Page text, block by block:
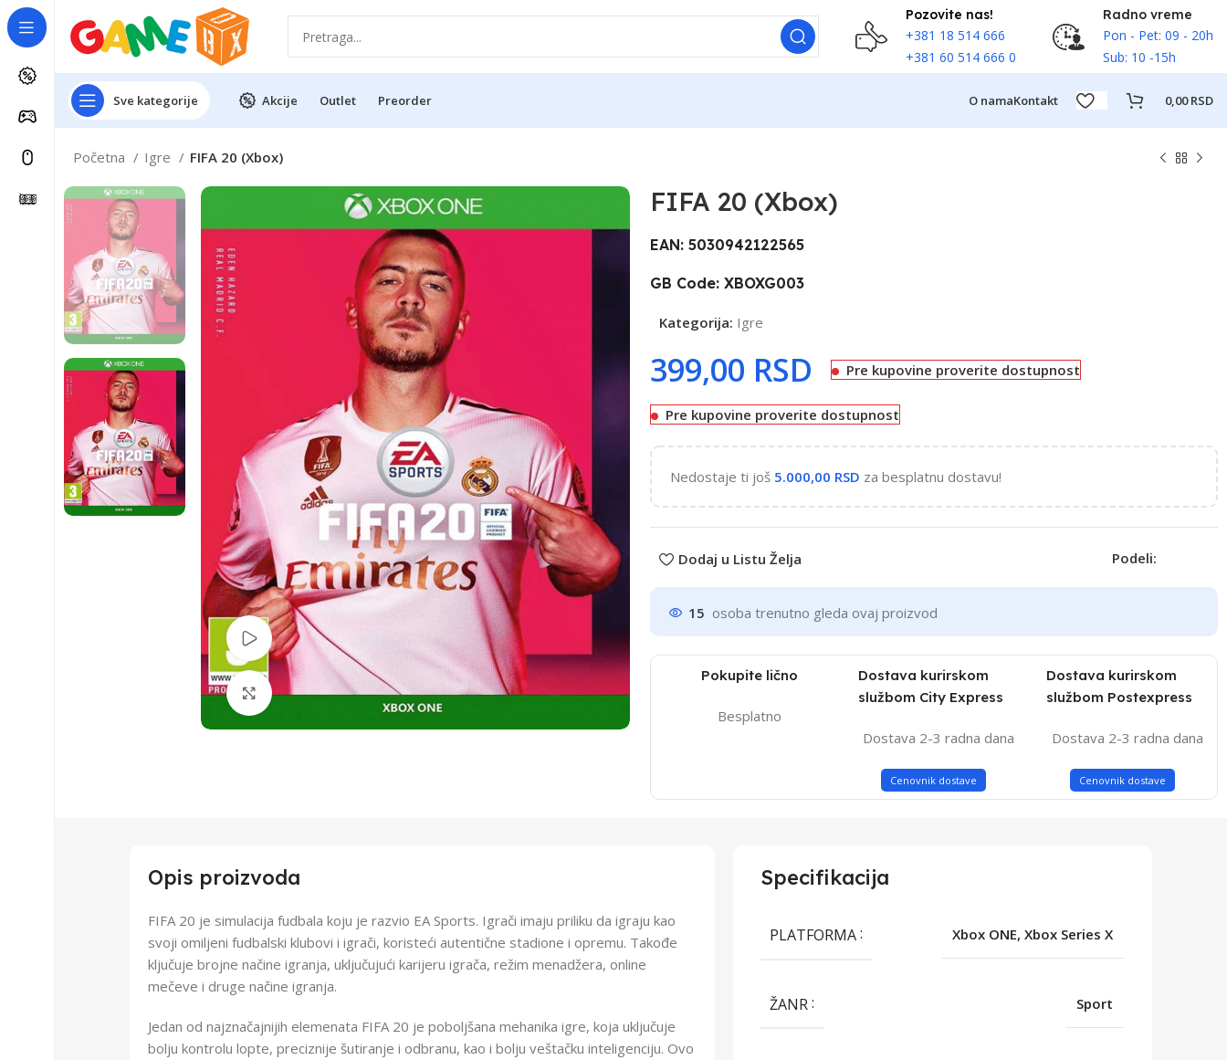
Pozovite nas!
+381 18 514 666
+381 60 514 666 0
Radno vreme
Pon - Pet: 09 - 20h
Sub: 10 -15h
Sve kategorije Akcije Outlet Preorder O namaKontakt 0,00RSD
Početna Igre FIFA 20 (Xbox)
Pogledaj Video
Uvećaj sliku
FIFA 20 (Xbox)
EAN: 5030942122565
GB Code: XBOXG003
Kategorija: Igre
RSD Pre kupovine proverite dostupnost
Pre kupovine proverite dostupnost
Nedostaje ti još 5.000,00 RSD za besplatnu dostavu!
Dodaj u Listu Želja Podeli:
15 osoba trenutno gleda ovaj proizvod
Pokupite lično
Besplatno
Dostava kurirskom
službom City Express
Dostava 2-3 radna dana
Cenovnik dostave
Dostava kurirskom
službom Postexpress
Dostava 2-3 radna dana
Cenovnik dostave
Opis proizvoda
FIFA 20 je simulacija fudbala koju je razvio EA Sports. Igrači imaju priliku da igraju kao
svoji omiljeni fudbalski klubovi i igrači, koristeći autentične stadione i opremu. Takođe
ključuje brojne načine igranja, uključujući karijeru igrača, režim menadžera, online
mečeve i druge načine igranja.
Jedan od najznačajnijih elemenata FIFA 20 je poboljšana mehanika igre, koja uključuje
bolju kontrolu lopte, preciznije šutiranje i odbranu, kao i bolju veštačku inteligenciju. Ovo
Specifikacija
PLATFORMA Xbox ONE, Xbox Series X
ŽANR Sport